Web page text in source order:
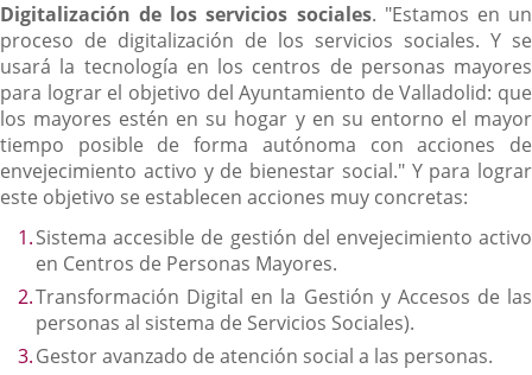
Digitalización de los servicios sociales. "Estamos en un
proceso de digitalización de los servicios sociales. Y se
usará la tecnología en los centros de personas mayores
para lograr el objetivo del Ayuntamiento de Valladolid: que
los mayores estén en su hogar y en su entorno el mayor
tiempo posible de forma autónoma con acciones de
envejecimiento activo y de bienestar social." Y para lograr
este objetivo se establecen acciones muy concretas:
Sistema accesible de gestión del envejecimiento activo
en Centros de Personas Mayores.
Transformación Digital en la Gestión y Accesos de las
personas al sistema de Servicios Sociales).
Gestor avanzado de atención social a las personas.